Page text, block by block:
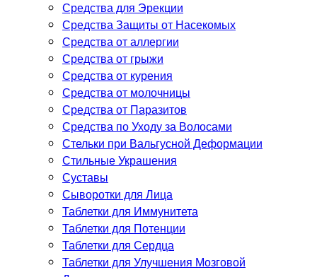
Средства для Эрекции
Средства Защиты от Насекомых
Средства от аллергии
Средства от грыжи
Средства от курения
Средства от молочницы
Средства от Паразитов
Средства по Уходу за Волосами
Стельки при Вальгусной Деформации
Стильные Украшения
Суставы
Сыворотки для Лица
Таблетки для Иммунитета
Таблетки для Потенции
Таблетки для Сердца
Таблетки для Улучшения Мозговой